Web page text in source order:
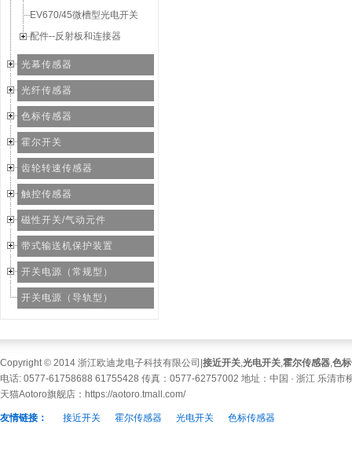
EV670/45微槽型光电开关
配件--反射板和连接器
光幕传感器
光纤传感器
色标传感器
霍尔开关
齿轮转速传感器
触控传感器
磁性开关/气动元件
带式输送机保护装置
开关电源（常规型）
开关电源（导轨型）
Copyright © 2014 浙江欧迪龙电子科技有限公司| 接近开关,光电开关,霍尔传感器,色
电话: 0577-61758688 61755428 传真：0577-62757002 地址：中国 · 浙江 乐清市
天猫Aotoro旗舰店： https://aotoro.tmall.com/
友情链接： 接近开关 霍尔传感器 光电开关 色标传感器